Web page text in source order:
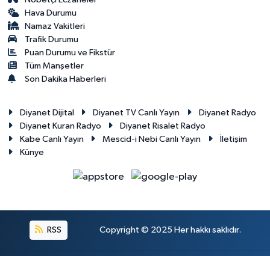
Hava Durumu
Namaz Vakitleri
Trafik Durumu
Puan Durumu ve Fikstür
Tüm Manşetler
Son Dakika Haberleri
Diyanet Dijital Diyanet TV Canlı Yayın
Diyanet Radyo
Diyanet Kuran Radyo
Diyanet Risalet Radyo
Kabe Canlı Yayın
Mescid-i Nebi Canlı Yayın
İletişim
Künye
RSS Copyright © 2025 Her hakkı saklıdır.